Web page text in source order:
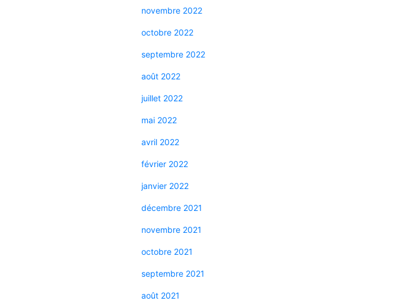
novembre 2022
octobre 2022
septembre 2022
août 2022
juillet 2022
mai 2022
avril 2022
février 2022
janvier 2022
décembre 2021
novembre 2021
octobre 2021
septembre 2021
août 2021